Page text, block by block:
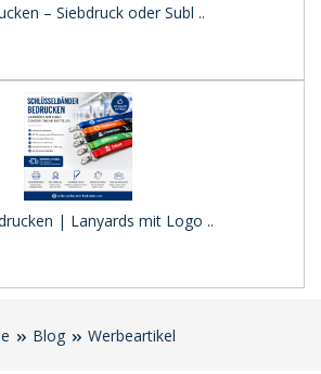
– Siebdruck oder Subl ..
| Lanyards mit Logo ..
Blog Werbeartikel